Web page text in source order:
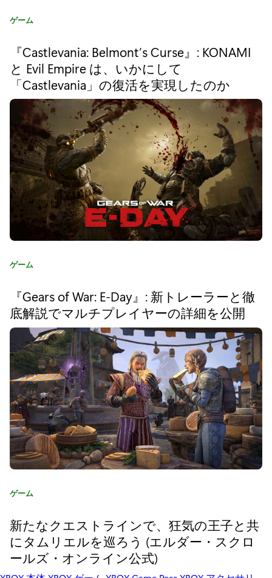
い
か
に
し
て
ク
ラ
シ
ッ
P
G
『
ペ
ル
ソ
ナ
3
リ
ド
』
カ
ゴ
ゲーム
『Castlevania: Belmont’s Curse』: KONAMI
と Evil Empire は、いかにして
「Castlevania」の復活を実現したのか
カ
ゴ
:
ゲーム
『Gears of War: E-Day』: 新トレーラーと徹
底解説でマルチプレイヤーの詳細を公開
カ
ゴ
リ
:
ゲーム
新たなクエストラインで、狂気の王子と共
にタムリエルを巡ろう (エルダー・スクロ
ールズ・オンライン公式)